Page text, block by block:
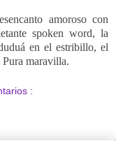
amoroso con
spoken word, la
en el estribillo, el
Pura maravilla.
: